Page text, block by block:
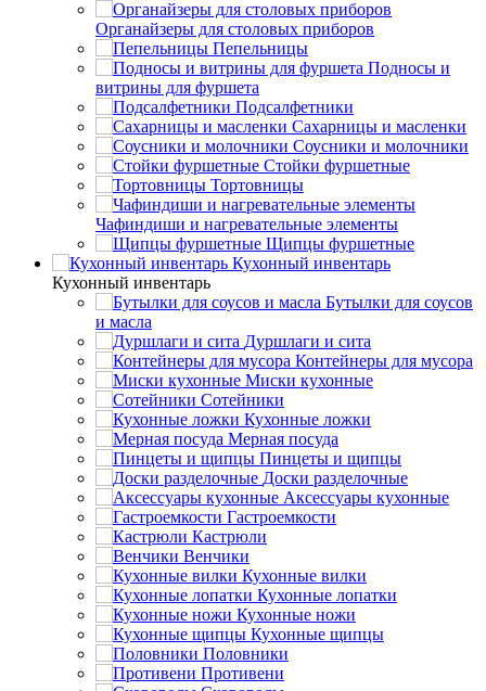
Органайзеры для столовых приборов
Пепельницы
Подносы и
витрины для фуршета
Подсалфетники
Сахарницы и масленки
Соусники и молочники
Стойки фуршетные
Тортовницы
Чафиндиши и нагревательные элементы
Щипцы фуршетные
Кухонный инвентарь
Кухонный инвентарь
Бутылки для соусов
и масла
Дуршлаги и сита
Контейнеры для мусора
Миски кухонные
Сотейники
Кухонные ложки
Мерная посуда
Пинцеты и щипцы
Доски разделочные
Аксессуары кухонные
Гастроемкости
Кастрюли
Венчики
Кухонные вилки
Кухонные лопатки
Кухонные ножи
Кухонные щипцы
Половники
Противени